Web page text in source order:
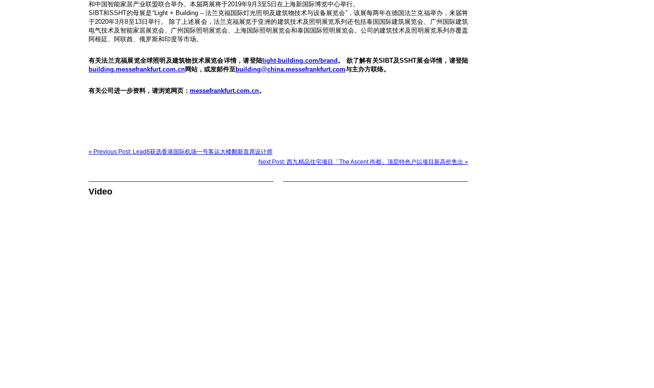
和中国智能家居产业联盟联合举办。本届两展将于2019年9月3至5日在上海新国际博览中心举行。
SIBT和SSHT的母展是“Light + Building – 法兰克福国际灯光照明及建筑物技术与设备展览会”，该展每两年在德国法兰克福举办，来届将
于2020年3月8至13日举行。 除了上述展会，法兰克福展览于亚洲的建筑技术及照明展览系列还包括泰国国际建筑展览会、广州国际建筑
电气技术及智能家居展览会、广州国际照明展览会、上海国际照明展览会和泰国国际照明展览会。公司的建筑技术及照明展览系列亦覆盖
阿根廷、阿联酋、俄罗斯和印度等市场。
有关法兰克福展览全球照明及建筑物技术展览会详情，请登陆light-building.com/brand 。 欲了解有关SIBT及SSHT展会详情，请登陆
building.messefrankfurt.com.cn网站，或发邮件至building@china.messefrankfurt.com与主办方联络。
有关公司进一步资料，请浏览网页： messefrankfurt.com.cn。
« Previous Post: Lead8获选香港国际机场一号客运大楼翻新首席设计师
Next Post: 西九精品住宅项目「The Ascent 尚都」顶层特色户以项目新高价售出 »
Video